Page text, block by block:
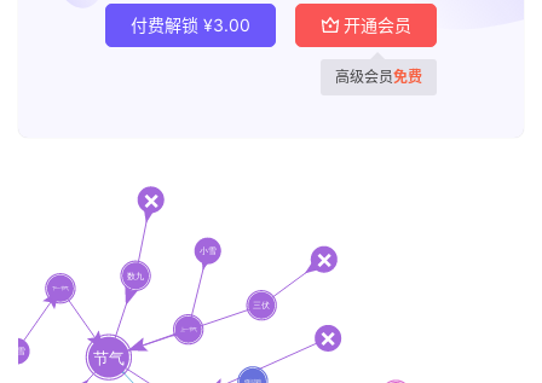
付费解锁 ¥3.00 开通会员
高级会员免费